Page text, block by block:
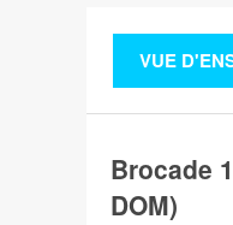
VUE
Brocade
DOM)